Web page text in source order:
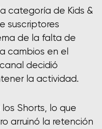
categoría de Kids &
suscriptores
de la falta de
cambios en el
decidió
la actividad.
Shorts, lo que
arruinó la retención